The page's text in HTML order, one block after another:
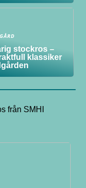
stockros –
klassiker
från SMHI